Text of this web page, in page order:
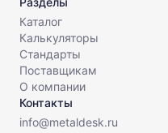
оценить
тренд
разброс
цен
на
Каталог
Калькуляторы
Стандарты
Поставщикам
О компании
Контакты
info@metaldesk.ru